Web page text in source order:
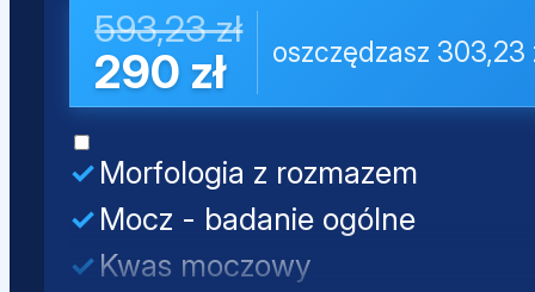
593,23 zł
290 zł oszczędzasz 303,23
Morfologia z rozmazem
Mocz - badanie ogólne
Kwas moczowy